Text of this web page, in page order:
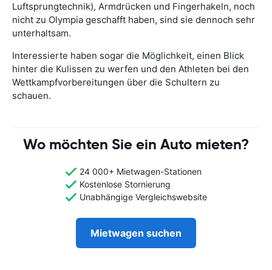
Luftsprungtechnik), Armdrücken und Fingerhakeln, noch
nicht zu Olympia geschafft haben, sind sie dennoch sehr
unterhaltsam.
Interessierte haben sogar die Möglichkeit, einen Blick
hinter die Kulissen zu werfen und den Athleten bei den
Wettkampfvorbereitungen über die Schultern zu
schauen.
Wo möchten Sie ein Auto mieten?
24 000+ Mietwagen-Stationen
Kostenlose Stornierung
Unabhängige Vergleichswebsite
Mietwagen suchen